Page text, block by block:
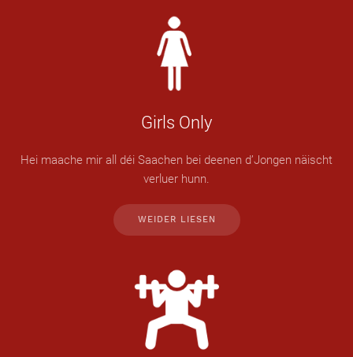
Girls Only
Hei maache mir all déi Saachen bei deenen d’Jongen näischt
verluer hunn.
WEIDER LIESEN